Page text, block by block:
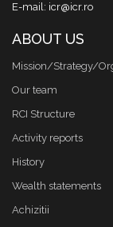
E-mail: icr@icr.ro
ABOUT US
Mission/Strategy/
Our team
RCI Structure
Activity reports
History
Wealth statements
Achizitii